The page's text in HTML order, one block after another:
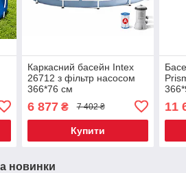
Каркасний басейн Intex
26712 з фільтр насосом
366*76 см
6 877₴ 7 402 ₴
Купити
11
новинки